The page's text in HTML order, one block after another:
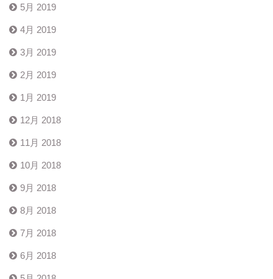
5月 2019
4月 2019
3月 2019
2月 2019
1月 2019
12月 2018
11月 2018
10月 2018
9月 2018
8月 2018
7月 2018
6月 2018